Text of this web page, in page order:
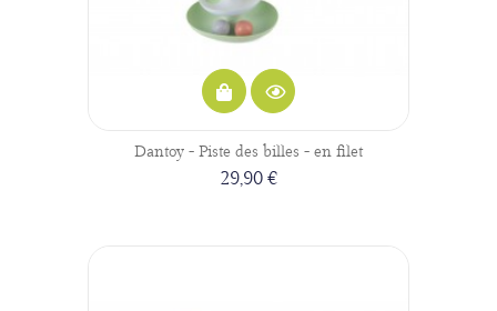
Dantoy - Piste des billes - en filet
29,90 €